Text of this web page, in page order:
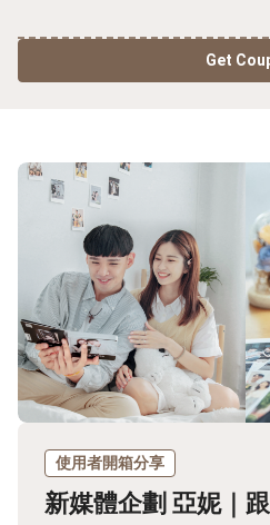
使用者開箱分享
新媒體企劃 亞妮｜